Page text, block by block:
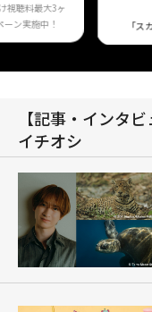
視聴料最大3ヶ
ン実施中！
「
【記事・インタ
イチオシ